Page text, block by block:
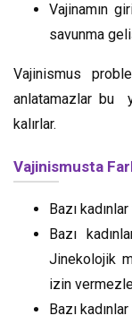
Vajinamın
savunma
Vajinismus
anlatamazlar bu
kalırlar.
Vajinismusta
Bazı
Bazı
Jinekolojik
izin
Bazı